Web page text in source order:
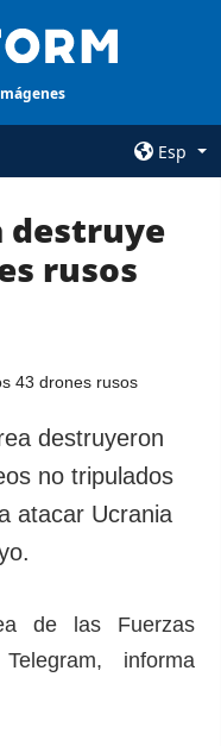
Esp
AGENCIA
condiciones de
servicios
Política de
privacidad y
datos personales
destruye
rusos
destruyeron
no tripulados
atacar Ucrania
de las Fuerzas
informa